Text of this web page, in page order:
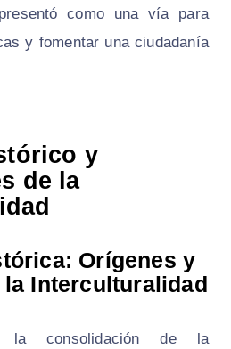
como una vía para
y fomentar una ciudadanía
y
de la
Orígenes y
Interculturalidad
la consolidación de la